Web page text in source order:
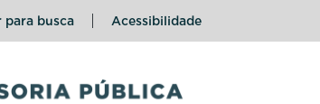
para busca Acessibilidade